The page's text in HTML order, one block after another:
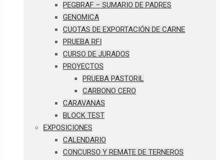
PEGBRAF – SUMARIO DE PADRES
GENOMICA
CUOTAS DE EXPORTACIÓN DE CARNE
PRUEBA RFI
CURSO DE JURADOS
PROYECTOS
PRUEBA PASTORIL
CARBONO CERO
CARAVANAS
BLOCK TEST
EXPOSICIONES
CALENDARIO
CONCURSO Y REMATE DE TERNEROS